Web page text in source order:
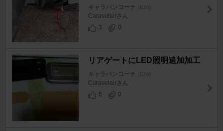
キャラバンコーチ [E24]
Caravelairさん
3
0
リアゲートにLED照明追加加工
キャラバンコーチ [E24]
Caravelairさん
5
0